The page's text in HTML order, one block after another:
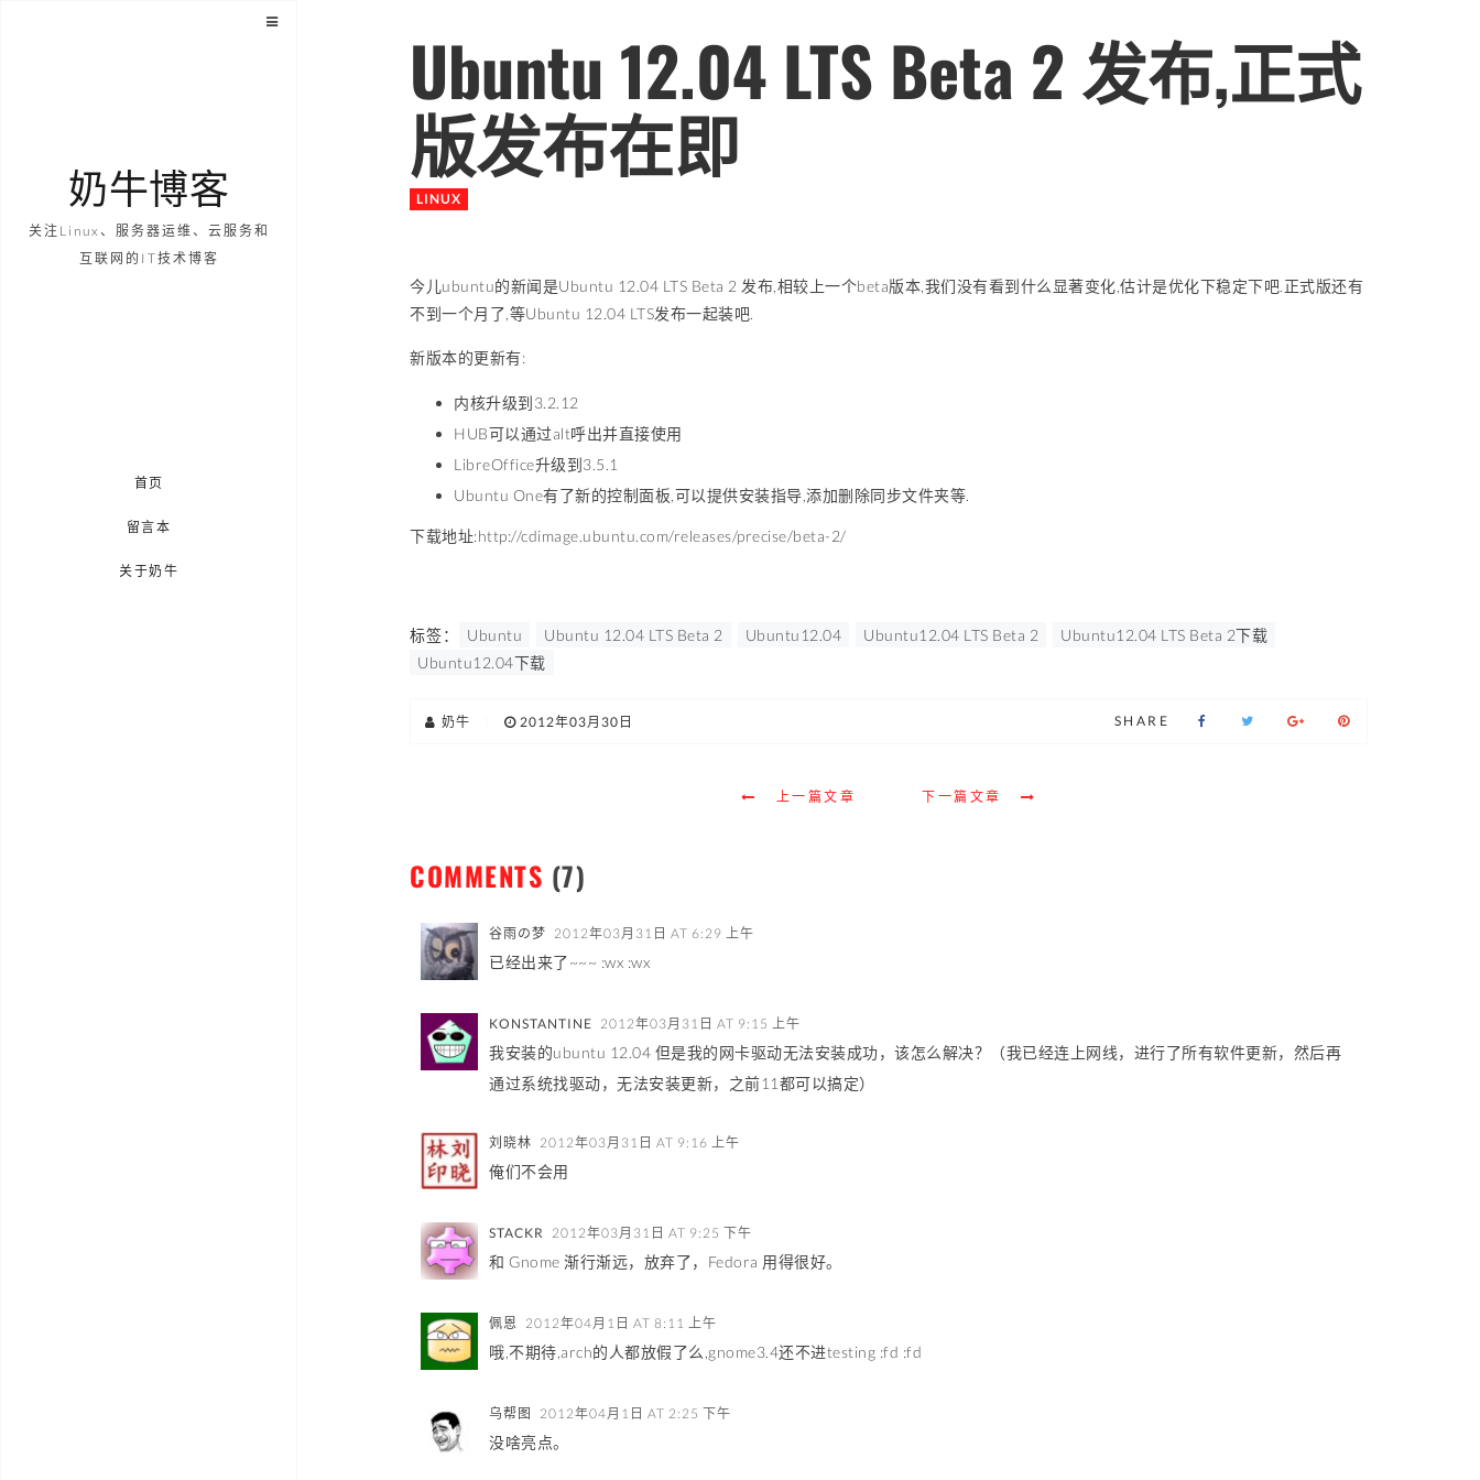
奶牛博客
关注Linux、服务器运维、云服务和
互联网的IT技术博客
首页
留言本
关于奶牛
Ubuntu 12.04 LTS Beta 2 发布,正式
版发布在即
LINUX
今儿ubuntu的新闻是Ubuntu 12.04 LTS Beta 2 发布,相较上一个beta版本,我们没有看到什么显著变化,估计是优化下稳定下吧.正式版还有
不到一个月了,等Ubuntu 12.04 LTS发布一起装吧.
新版本的更新有:
内核升级到3.2.12
HUB可以通过alt呼出并直接使用
LibreOffice升级到3.5.1
Ubuntu One有了新的控制面板,可以提供安装指导,添加删除同步文件夹等.
下载地址:http://cdimage.ubuntu.com/releases/precise/beta-2/
标签： Ubuntu Ubuntu 12.04 LTS Beta 2 Ubuntu12.04 Ubuntu12.04 LTS Beta 2
Ubuntu12.04 LTS Beta 2下载
Ubuntu12.04下载
奶牛 2012年03月30日 SHARE
上一篇文章 下一篇文章
COMMENTS (7)
谷雨の梦 2012年03月31日 AT 6:29 上午
已经出来了~~~ :wx :wx
KONSTANTINE 2012年03月31日 AT 9:15 上午
我安装的ubuntu 12.04 但是我的网卡驱动无法安装成功，该怎么解决？（我已经连上网线，进行了所有软件更新，然后再
通过系统找驱动，无法安装更新，之前11都可以搞定）
刘晓林 2012年03月31日 AT 9:16 上午
俺们不会用
STACKR 2012年03月31日 AT 9:25 下午
和 Gnome 渐行渐远，放弃了，Fedora 用得很好。
佩恩 2012年04月1日 AT 8:11 上午
哦,不期待,arch的人都放假了么,gnome3.4还不进testing :fd :fd
乌帮图 2012年04月1日 AT 2:25 下午
没啥亮点。